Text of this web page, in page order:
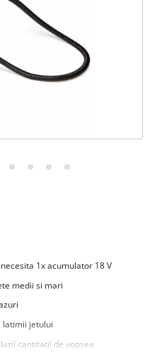
1x acumulator 18 V
medii si mari
latimii jetului
cantitatii de vopsea